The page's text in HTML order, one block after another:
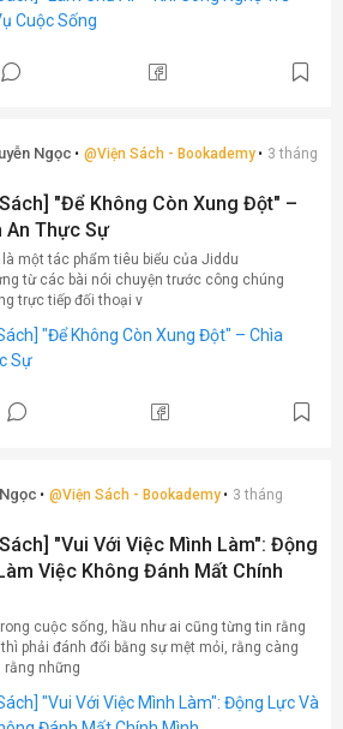
Ngọc @Viện Sách - Bookademy
3 tháng
"Để Không Còn Xung Đột" –
An Thực Sự
một tác phẩm tiêu biểu của Jiddu
từ các bài nói chuyện trước công chúng
trực tiếp đối thoại v
@Viện Sách - Bookademy
3 tháng
"Vui Với Việc Mình Làm": Động
Việc Không Đánh Mất Chính
cuộc sống, hầu như ai cũng từng tin rằng
phải đánh đổi bằng sự mệt mỏi, rằng càng
rằng những